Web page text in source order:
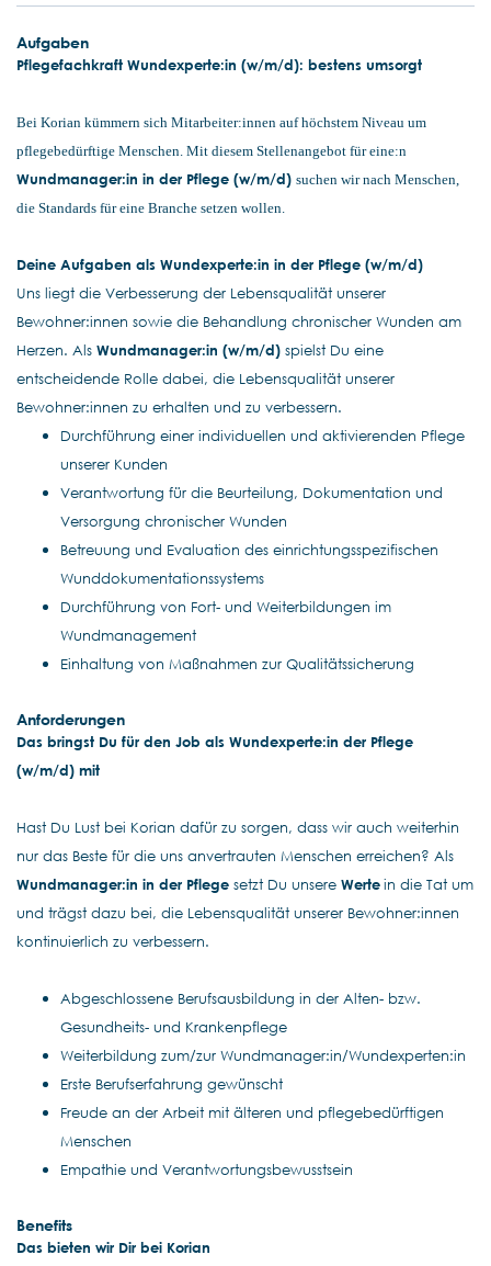
Aufgaben
Pflegefachkraft Wundexperte:in (w/m/d): bestens umsorgt
Bei Korian kümmern sich Mitarbeiter:innen auf höchstem Niveau um
pflegebedürftige Menschen. Mit diesem Stellenangebot für eine:n
Wundmanager:in in der Pflege (w/m/d) suchen wir nach Menschen,
die Standards für eine Branche setzen wollen.
Deine Aufgaben als Wundexperte:in in der Pflege (w/m/d)
Uns liegt die Verbesserung der Lebensqualität unserer
Bewohner:innen sowie die Behandlung chronischer Wunden am
Herzen. Als Wundmanager:in (w/m/d) spielst Du eine
entscheidende Rolle dabei, die Lebensqualität unserer
Bewohner:innen zu erhalten und zu verbessern.
Durchführung einer individuellen und aktivierenden Pflege
unserer Kunden
Verantwortung für die Beurteilung, Dokumentation und
Versorgung chronischer Wunden
Betreuung und Evaluation des einrichtungsspezifischen
Wunddokumentationssystems
Durchführung von Fort- und Weiterbildungen im
Wundmanagement
Einhaltung von Maßnahmen zur Qualitätssicherung
Anforderungen
Das bringst Du für den Job als Wundexperte:in der Pflege
(w/m/d) mit
Hast Du Lust bei Korian dafür zu sorgen, dass wir auch weiterhin
nur das Beste für die uns anvertrauten Menschen erreichen? Als
Wundmanager:in in der Pflege setzt Du unsere Wertein die Tat um
und trägst dazu bei, die Lebensqualität unserer Bewohner:innen
kontinuierlich zu verbessern.
Abgeschlossene Berufsausbildung in der Alten- bzw.
Gesundheits- und Krankenpflege
Weiterbildung zum/zur Wundmanager:in/Wundexperten:in
Erste Berufserfahrung gewünscht
Freude an der Arbeit mit älteren und pflegebedürftigen
Menschen
Empathie und Verantwortungsbewusstsein
Benefits
Das bieten wir Dir bei Korian